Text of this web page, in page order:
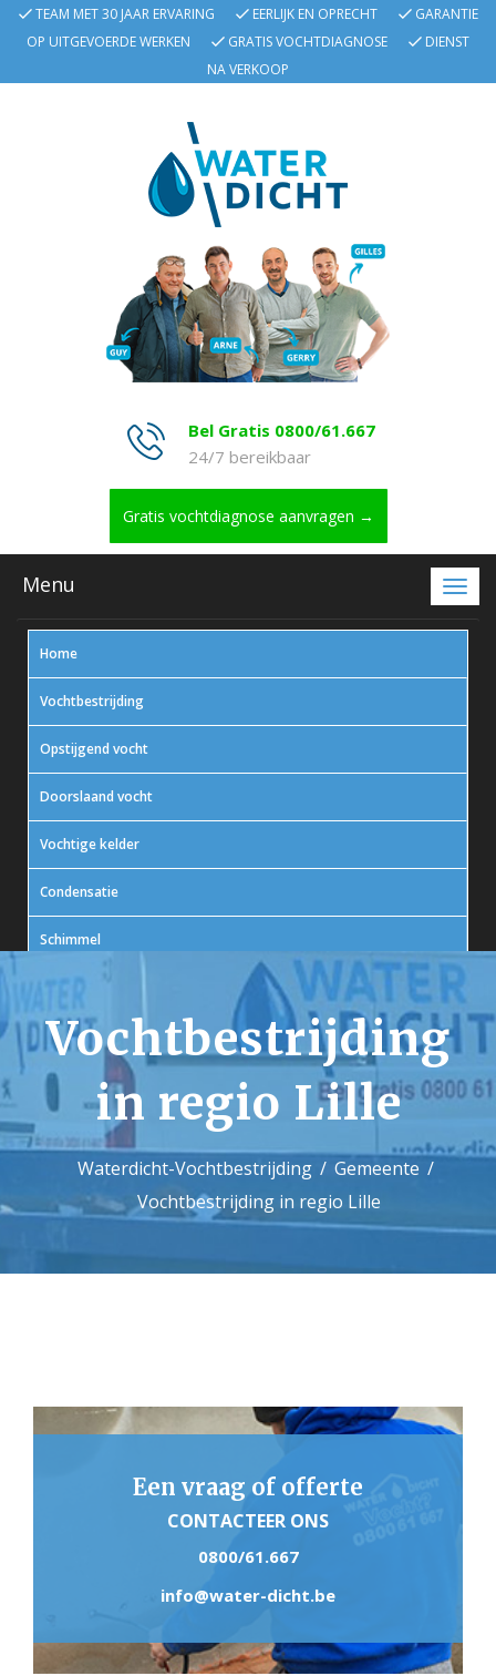
TEAM MET 30 JAAR ERVARING EERLIJK EN OPRECHT
GARANTIE
OP UITGEVOERDE WERKEN
GRATIS VOCHTDIAGNOSE
DIENST
NA VERKOOP
Bel Gratis 0800/61.667
24/7 bereikbaar
Gratis vochtdiagnose aanvragen →
Menu
Home
Vochtbestrijding
Opstijgend vocht
Doorslaand vocht
Vochtige kelder
Condensatie
Schimmel
In actie
Contact
Vochtbestrijding
in regio Lille
Waterdicht-Vochtbestrijding
Gemeente
Vochtbestrijding in regio Lille
Een vraag of offerte
CONTACTEER ONS
0800/61.667
info@water-dicht.be